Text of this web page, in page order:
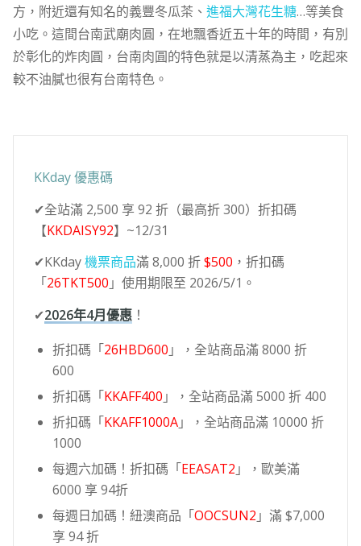
方，附近還有知名的義豐冬瓜茶、 進福大灣花生糖…等美食
小吃。這間台南武廟肉圓，在地飄香近五十年的時間，有別
於彰化的炸肉圓，台南肉圓的特色就是以清蒸為主，吃起來
較不油膩也很有台南特色。
KKday 優惠碼
✔全站滿 2,500 享 92 折（最高折 300）折扣碼
【KKDAISY92】~12/31
✔KKday機票商品滿 8,000 折$500 ，折扣碼
「26TKT500 」使用期限至 2026/5/1。
✔2026年4月優惠！
折扣碼「26HBD600 」，全站商品滿 8000 折
600
折扣碼「KKAFF400 」，全站商品滿 5000 折 400
折扣碼「KKAFF1000A」，全站商品滿 10000 折
1000
每週六加碼！折扣碼「EEASAT2 」，歐美滿
6000 享 94折
每週日加碼！紐澳商品「OOCSUN2 」滿 $7,000
享 94 折